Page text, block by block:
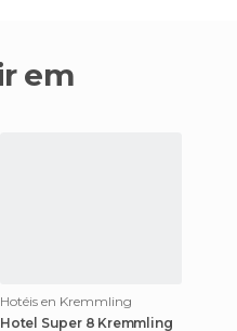
Hotéis en Kremmling
Hotel Super 8 Kremmling